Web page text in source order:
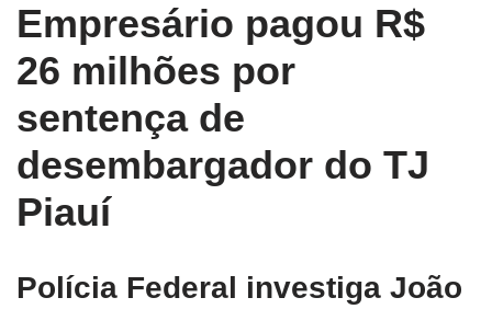
Empresário pagou R$
26 milhões por
sentença de
desembargador do TJ
Piauí
Polícia Federal investiga João